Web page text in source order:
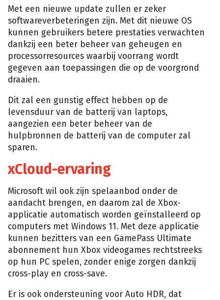
Met een nieuwe update zullen er zeker
softwareverbeteringen zijn. Met dit nieuwe OS
kunnen gebruikers betere prestaties verwachten
dankzij een beter beheer van geheugen en
processorresources waarbij voorrang wordt
gegeven aan toepassingen die op de voorgrond
draaien.
Dit zal een gunstig effect hebben op de
levensduur van de batterij van laptops,
aangezien een beter beheer van de
hulpbronnen de batterij van de computer zal
sparen.
xCloud-ervaring
Microsoft wil ook zijn spelaanbod onder de
aandacht brengen, en daarom zal de Xbox-
applicatie automatisch worden geïnstalleerd op
computers met Windows 11. Met deze applicatie
kunnen bezitters van een GamePass Ultimate
abonnement hun Xbox videogames rechtstreeks
op hun PC spelen, zonder enige zorgen dankzij
cross-play en cross-save.
Er is ook ondersteuning voor Auto HDR, dat